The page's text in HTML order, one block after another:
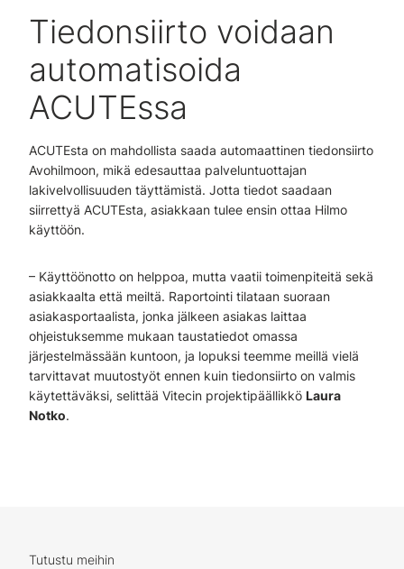
Tiedonsiirto voidaan
automatisoida
ACUTEssa
ACUTEsta on mahdollista saada automaattinen tiedonsiirto
Avohilmoon, mikä edesauttaa palveluntuottajan
lakivelvollisuuden täyttämistä. Jotta tiedot saadaan
siirrettyä ACUTEsta, asiakkaan tulee ensin ottaa Hilmo
käyttöön.
– Käyttöönotto on helppoa, mutta vaatii toimenpiteitä sekä
asiakkaalta että meiltä. Raportointi tilataan suoraan
asiakasportaalista, jonka jälkeen asiakas laittaa
ohjeistuksemme mukaan taustatiedot omassa
järjestelmässään kuntoon, ja lopuksi teemme meillä vielä
tarvittavat muutostyöt ennen kuin tiedonsiirto on valmis
käytettäväksi, selittää Vitecin projektipäällikkö Laura
Notko.
Tutustu meihin